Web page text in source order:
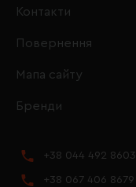
Контакти
Повернення
Мапа сайту
Бренди
+38 044 492 8603
+38 067 406 8679